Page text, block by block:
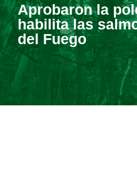
Aprobaron la
habilita las
del Fuego